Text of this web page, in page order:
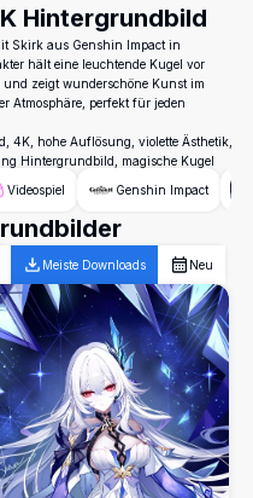
Hintergrundbild
Skirk aus Genshin Impact in
hält eine leuchtende Kugel vor
zeigt wunderschöne Kunst im
Atmosphäre, perfekt für jeden
4K, hohe Auflösung, violette Ästhetik,
Hintergrundbild, magische Kugel
Videospiel Genshin Impact
Meiste Downloads Neu